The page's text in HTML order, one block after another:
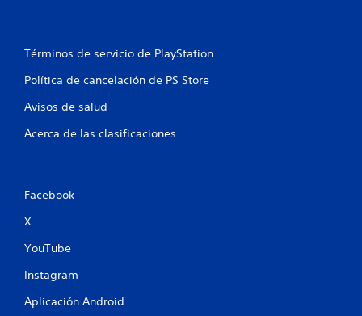
Términos de servicio de PlayStation
Política de cancelación de PS Store
Avisos de salud
Acerca de las clasificaciones
Facebook
X
YouTube
Instagram
Aplicación Android